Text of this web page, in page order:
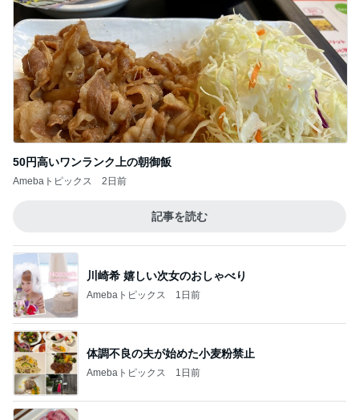
50円高いワンランク上の朝御飯
Amebaトピックス 2日前
記事を読む
川崎希 嬉しい次女のおしゃべり
Amebaトピックス 1日前
体調不良の夫が始めた小麦粉禁止
Amebaトピックス 1日前